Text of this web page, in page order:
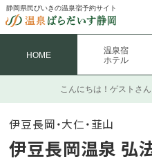
静岡県民びいきの温泉宿予約サイト
HOME
温泉宿
ホテル
こんにちは！ ゲストさん
伊豆長岡・大仁・韮山
伊豆長岡温泉 弘